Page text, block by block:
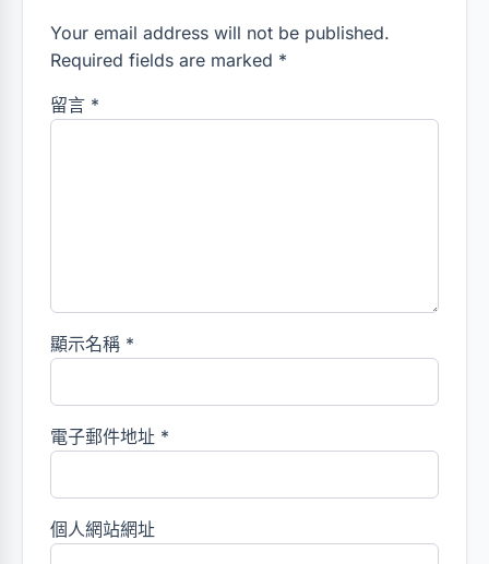
Your email address will not be published.
Required fields are marked *
留言 *
顯示名稱 *
電子郵件地址 *
個人網站網址